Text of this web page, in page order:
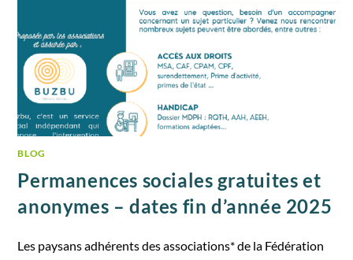
BLOG
Permanences sociales gratuites et
anonymes – dates fin d’année 2025
Les paysans adhérents des associations* de la Fédération